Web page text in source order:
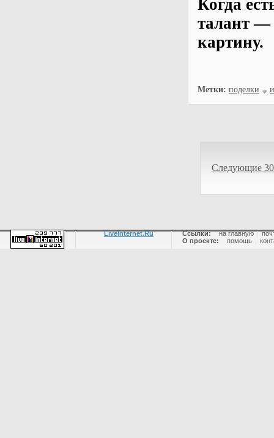
Когда
талант —
картину.
Метки: поделки
Следующие
LiveInternet.Ru Ссылки: на главную |
О проекте:
помощь